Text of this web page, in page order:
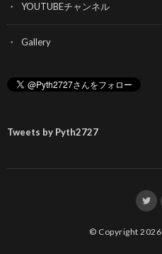
YOUTUBEチャンネル
Gallery
Tweets by Pyth2727
© Copyright 2026